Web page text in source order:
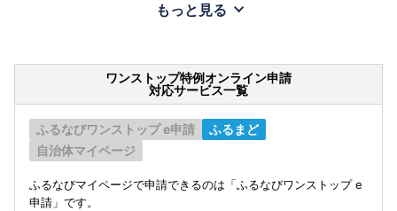
もっと見る
ワンストップ特例オンライン申請
対応サービス一覧
ふるなびワンストップ e申請
ふるまど
自治体マイページ
ふるなびマイページで申請できるのは「ふるなびワンストップ e
申請」です。